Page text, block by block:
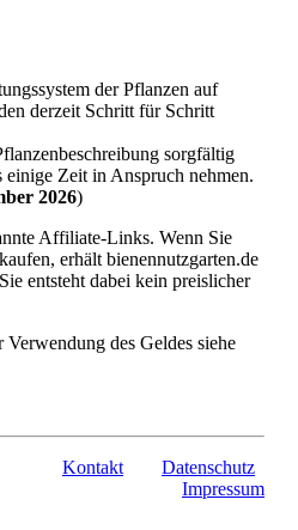
der Pflanzen auf
derzeit Schritt für Schritt
sorgfältig
einige Zeit in Anspruch nehmen.
2026)
Affiliate-Links. Wenn Sie
erhält bienennutzgarten.de
entsteht dabei kein preislicher
des Geldes siehe
Kontakt
Datenschutz
Impressum